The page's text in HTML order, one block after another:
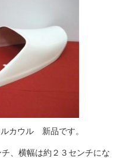
カウル 新品です。
、横幅は約２３センチにな